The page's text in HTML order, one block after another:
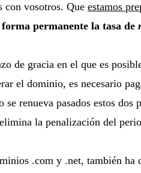
con vosotros. Que estamos
permanente la tasa de
de gracia en el que es
el dominio, es necesario
renueva pasados estos
la penalización del
.com y .net, también